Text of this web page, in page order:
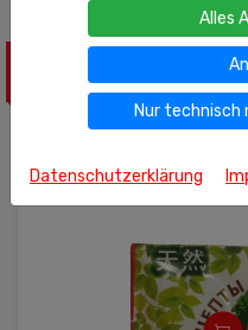
Alles
Nur technisch
Datenschutzerklärung